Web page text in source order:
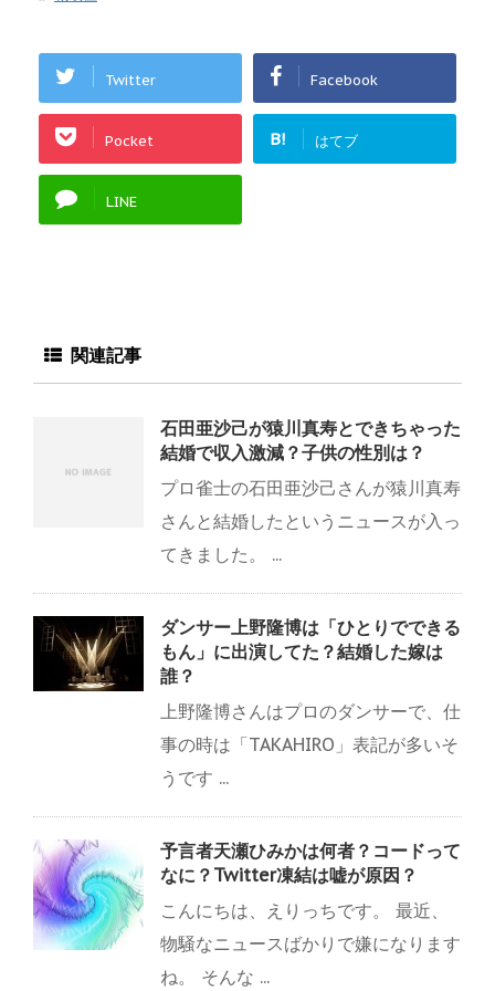
Twitter Facebook
Pocket B! はてブ
LINE
関連記事
石田亜沙己が猿川真寿とできちゃった
結婚で収入激減？子供の性別は？
プロ雀士の石田亜沙己さんが猿川真寿
さんと結婚したというニュースが入っ
てきました。 ...
ダンサー上野隆博は「ひとりでできる
もん」に出演してた？結婚した嫁は
誰？
上野隆博さんはプロのダンサーで、仕
事の時は「TAKAHIRO」表記が多いそ
うです ...
予言者天瀬ひみかは何者？コードって
なに？Twitter凍結は嘘が原因？
こんにちは、えりっちです。 最近、
物騒なニュースばかりで嫌になります
ね。 そんな ...